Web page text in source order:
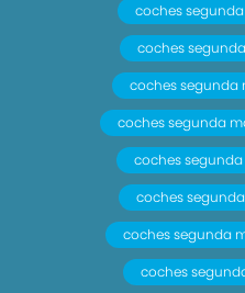
coches
coches
coches segunda
coches segunda
coches
coches
coches segunda
coches